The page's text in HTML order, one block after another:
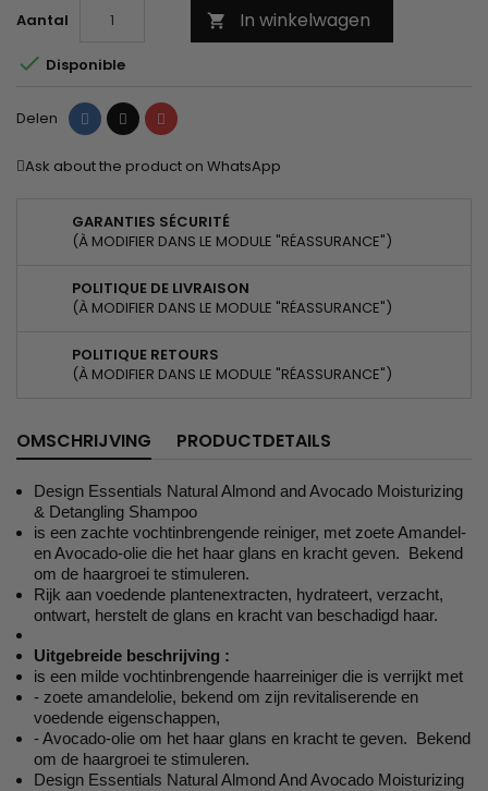
Aantal  In winkelwagen
 Disponible
Delen Delen Tweet Pinterest
Ask about the product on WhatsApp
GARANTIES SÉCURITÉ
(À MODIFIER DANS LE MODULE "RÉASSURANCE")
POLITIQUE DE LIVRAISON
(À MODIFIER DANS LE MODULE "RÉASSURANCE")
POLITIQUE RETOURS
(À MODIFIER DANS LE MODULE "RÉASSURANCE")
OMSCHRIJVING PRODUCTDETAILS
Design Essentials Natural Almond and Avocado Moisturizing
& Detangling Shampoo
is een zachte vochtinbrengende reiniger, met zoete Amandel-
en Avocado-olie die het haar glans en kracht geven. Bekend
om de haargroei te stimuleren.
Rijk aan voedende plantenextracten, hydrateert, verzacht,
ontwart, herstelt de glans en kracht van beschadigd haar.
Uitgebreide beschrijving :
is een milde vochtinbrengende haarreiniger die is verrijkt met
- zoete amandelolie, bekend om zijn revitaliserende en
voedende eigenschappen,
- Avocado-olie om het haar glans en kracht te geven. Bekend
om de haargroei te stimuleren.
Design Essentials Natural Almond And Avocado Moisturizing